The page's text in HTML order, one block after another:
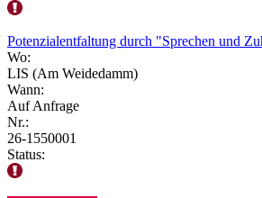
Potenzialentfaltung durch "Sprechen und
Wo:
LIS (Am Weidedamm)
Wann:
Auf Anfrage
Nr.:
26-1550001
Status: